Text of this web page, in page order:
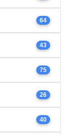
64
43
75
26
40